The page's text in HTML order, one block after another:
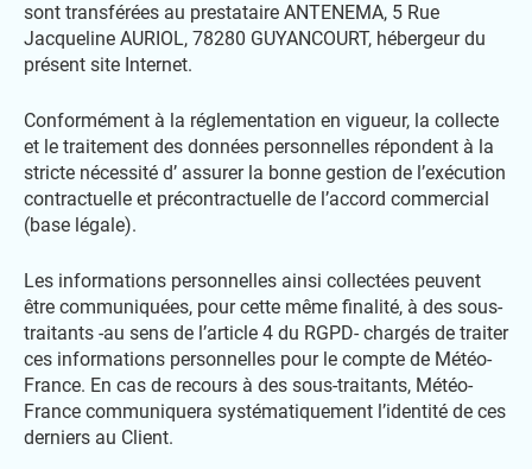
sont transférées au prestataire ANTENEMA, 5 Rue
Jacqueline AURIOL, 78280 GUYANCOURT, hébergeur du
présent site Internet.
Conformément à la réglementation en vigueur, la collecte
et le traitement des données personnelles répondent à la
stricte nécessité d’ assurer la bonne gestion de l’exécution
contractuelle et précontractuelle de l’accord commercial
(base légale).
Les informations personnelles ainsi collectées peuvent
être communiquées, pour cette même finalité, à des sous-
traitants -au sens de l’article 4 du RGPD- chargés de traiter
ces informations personnelles pour le compte de Météo-
France. En cas de recours à des sous-traitants, Météo-
France communiquera systématiquement l’identité de ces
derniers au Client.